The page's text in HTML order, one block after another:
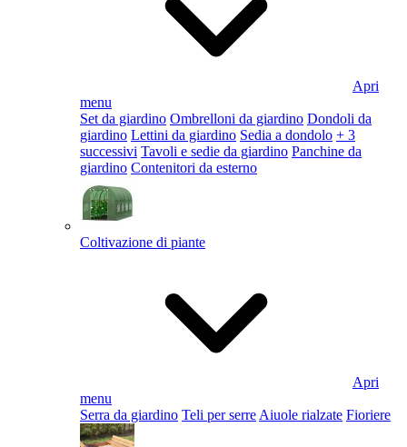
Apri
menu
Set da giardino Ombrelloni da giardino Dondoli da
giardino Lettini da giardino Sedia a dondolo + 3
successivi Tavoli e sedie da giardino Panchine da
giardino Contenitori da esterno
Coltivazione di piante
Apri
menu
Serra da giardino Teli per serre Aiuole rialzate Fioriere